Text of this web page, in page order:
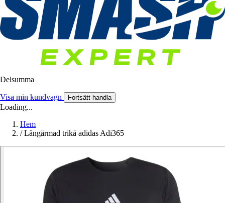
Delsumma
Visa min kundvagn Fortsätt handla
Loading...
Hem
/ Långärmad trikå adidas Adi365